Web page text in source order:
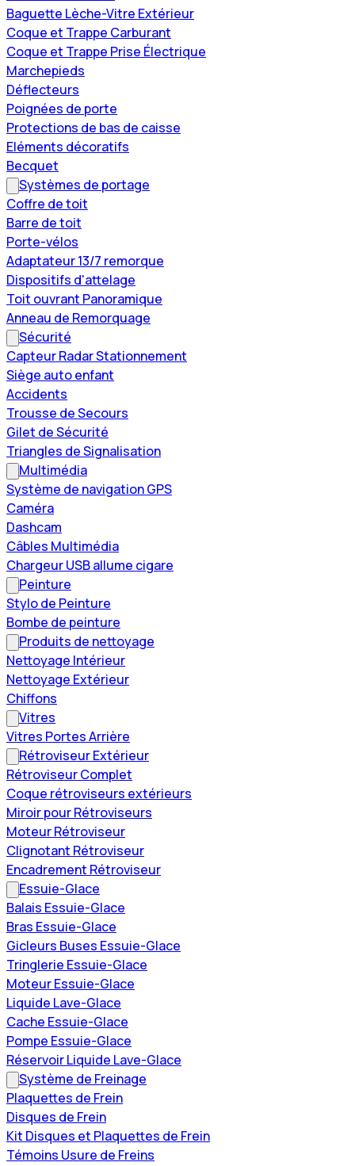
Baguette Lèche-Vitre Extérieur
Coque et Trappe Carburant
Coque et Trappe Prise Électrique
Marchepieds
Déflecteurs
Poignées de porte
Protections de bas de caisse
Eléments décoratifs
Becquet
Systèmes de portage
Coffre de toit
Barre de toit
Porte-vélos
Adaptateur 13/7 remorque
Dispositifs d'attelage
Toit ouvrant Panoramique
Anneau de Remorquage
Sécurité
Capteur Radar Stationnement
Siège auto enfant
Accidents
Trousse de Secours
Gilet de Sécurité
Triangles de Signalisation
Multimédia
Système de navigation GPS
Caméra
Dashcam
Câbles Multimédia
Chargeur USB allume cigare
Peinture
Stylo de Peinture
Bombe de peinture
Produits de nettoyage
Nettoyage Intérieur
Nettoyage Extérieur
Chiffons
Vitres
Vitres Portes Arrière
Rétroviseur Extérieur
Rétroviseur Complet
Coque rétroviseurs extérieurs
Miroir pour Rétroviseurs
Moteur Rétroviseur
Clignotant Rétroviseur
Encadrement Rétroviseur
Essuie-Glace
Balais Essuie-Glace
Bras Essuie-Glace
Gicleurs Buses Essuie-Glace
Tringlerie Essuie-Glace
Moteur Essuie-Glace
Liquide Lave-Glace
Cache Essuie-Glace
Pompe Essuie-Glace
Réservoir Liquide Lave-Glace
Système de Freinage
Plaquettes de Frein
Disques de Frein
Kit Disques et Plaquettes de Frein
Témoins Usure de Freins